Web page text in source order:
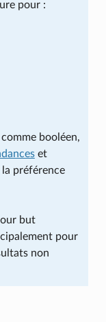
pour :
booléen,
et
préférence
but
pour
non